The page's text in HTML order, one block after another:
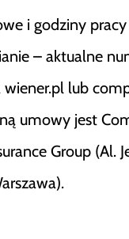
i godziny
– aktualne
lub
umowy jest
Group (Al.